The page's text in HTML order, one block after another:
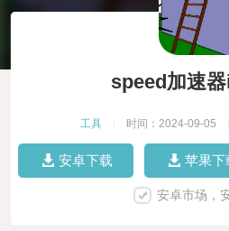
speed加速
工具 时间：2024-09-05
安卓下载 苹果下
安卓市场，